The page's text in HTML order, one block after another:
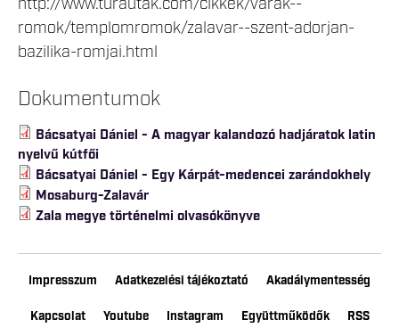
http://www.turautak.com/cikkek/varak--
romok/templomromok/zalavar--szent-adorjan-
bazilika-romjai.html
Dokumentumok
Bácsatyai Dániel - A magyar kalandozó hadjáratok latin
nyelvű kútfői
Bácsatyai Dániel - Egy Kárpát-medencei zarándokhely
Mosaburg-Zalavár
Zala megye történelmi olvasókönyve
Impresszum Adatkezelési tájékoztató Akadálymentesség
Kapcsolat Youtube Instagram Együttműködők RSS